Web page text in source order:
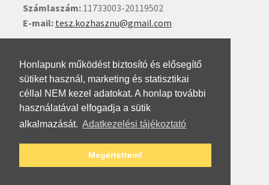
Honlapunk működést biztosító és elősegítő
sütiket használ, marketing és statisztikai
céllal NEM kezel adatokat. A honlap további
használatával elfogadja a sütik
alkalmazását. Adatkezelési tájékoztató
Megértettem!
Számlaszám:11733003-20119502
E-mail: tesz.kozhasznu@gmail.com
© Testvéri Szövetség 2026